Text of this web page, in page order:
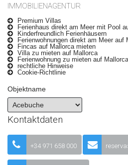
IMMOBILIENAGENTUR
Premium Villas
Ferienhaus direkt am Meer mit Pool
Kinderfreundlich Ferienhäusern
Ferienwohnungen direkt am Meer auf
Fincas auf Mallorca mieten
Villa zu mieten auf Mallorca
Ferienwohnung zu mieten auf Mallorca
rechtliche Hinweise
Cookie-Richtlinie
Objektname
Kontaktdaten
+34 971 658 000